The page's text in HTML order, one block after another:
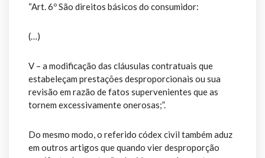
“Art. 6º São direitos básicos do consumidor:
(…)
V – a modificação das cláusulas contratuais que
estabeleçam prestações desproporcionais ou sua
revisão em razão de fatos supervenientes que as
tornem excessivamente onerosas;”.
Do mesmo modo, o referido códex civil também aduz
em outros artigos que quando vier desproporção